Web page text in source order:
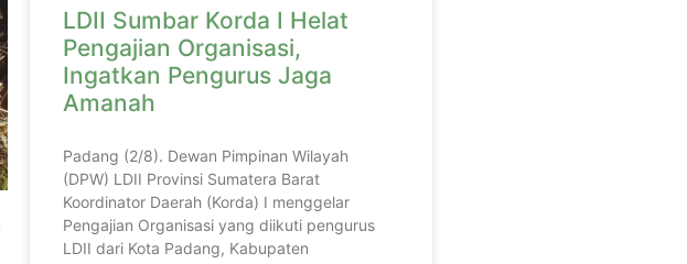
LDII Sumbar Korda I Helat
Pengajian Organisasi,
Ingatkan Pengurus Jaga
Amanah
Padang (2/8). Dewan Pimpinan Wilayah
(DPW) LDII Provinsi Sumatera Barat
Koordinator Daerah (Korda) I menggelar
Pengajian Organisasi yang diikuti pengurus
LDII dari Kota Padang, Kabupaten